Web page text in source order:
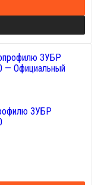
ЗУБР